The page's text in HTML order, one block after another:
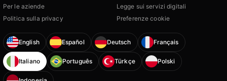
Per le aziende
Politica sulla privacy
Legge sui servizi digitali
Preferenze cookie
English Español Deutsch Français
Italiano Português Türkçe Polski